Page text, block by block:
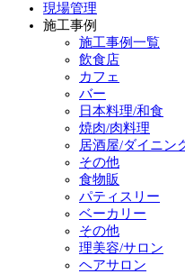
現場管理
施工事例
施工事例一覧
飲食店
カフェ
バー
日本料理/和食
焼肉/肉料理
居酒屋/ダイニン
その他
食物販
パティスリー
ベーカリー
その他
理美容/サロン
ヘアサロン